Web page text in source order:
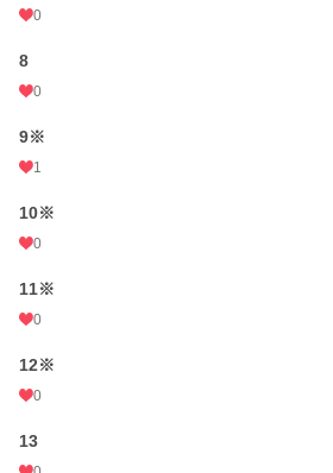
0
8
0
9※
1
10※
0
11※
0
12※
0
13